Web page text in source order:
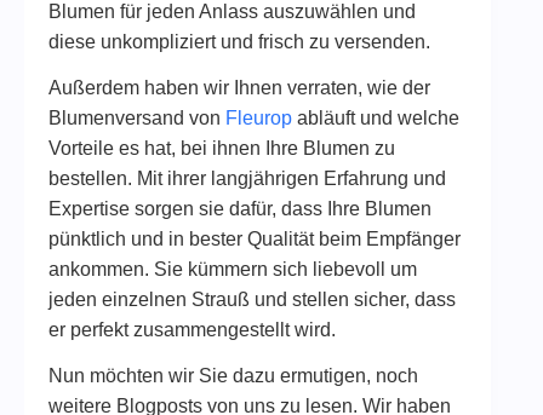
Blumen für jeden Anlass auszuwählen und
diese unkompliziert und frisch zu versenden.
Außerdem haben wir Ihnen verraten, wie der
Blumenversand von Fleurop abläuft und welche
Vorteile es hat, bei ihnen Ihre Blumen zu
bestellen. Mit ihrer langjährigen Erfahrung und
Expertise sorgen sie dafür, dass Ihre Blumen
pünktlich und in bester Qualität beim Empfänger
ankommen. Sie kümmern sich liebevoll um
jeden einzelnen Strauß und stellen sicher, dass
er perfekt zusammengestellt wird.
Nun möchten wir Sie dazu ermutigen, noch
weitere Blogposts von uns zu lesen. Wir haben